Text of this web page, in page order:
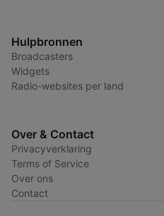
Hulpbronnen
Broadcasters
Widgets
Radio-websites per land
Over & Contact
Privacyverklaring
Terms of Service
Over ons
Contact